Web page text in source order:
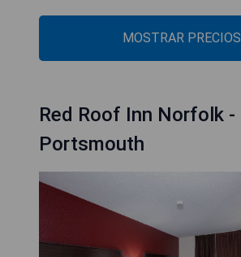
MOSTRAR PRECIOS
Red Roof Inn Norfolk -
Portsmouth